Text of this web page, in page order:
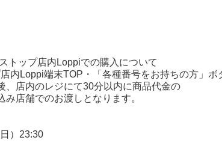
トップ店内 Loppiでの購入について
内Loppi端末TOP・「各種番号をお持ちの方」ボ
店内のレジにて30分以内に商品代金の
店舗でのお渡しとなります。
）23:30